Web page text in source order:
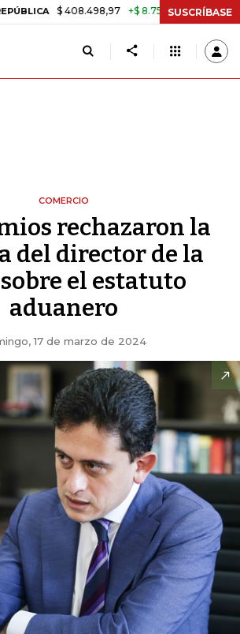
$ 408.498,97 +$ 8.753,81 +2,19% TASA DE
SUSCRÍBASE
COMERCIO
rechazaron la
del director de la
el estatuto
aduanero
17 de marzo de 2024